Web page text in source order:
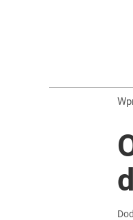
Nowy prezes
Farmacja: